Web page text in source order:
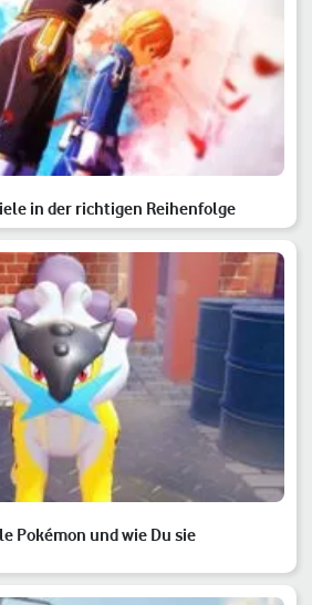
in der richtigen Reihenfolge
Pokémon und wie Du sie